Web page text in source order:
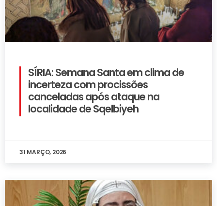
SÍRIA: Semana Santa em clima de
incerteza com procissões
canceladas após ataque na
localidade de Sqelbiyeh
31 MARÇO, 2026